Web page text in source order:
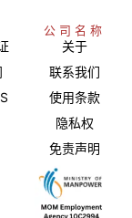
公司名称
关于
联系我们
使用条款
隐私权
免责声明